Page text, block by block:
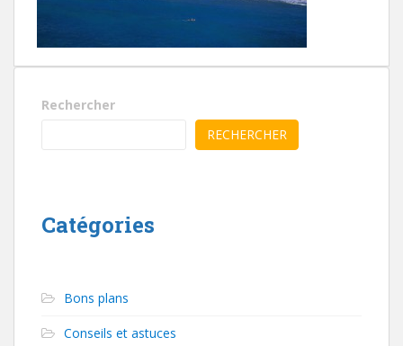
Rechercher
RECHERCHER
Catégories
Bons plans
Conseils et astuces